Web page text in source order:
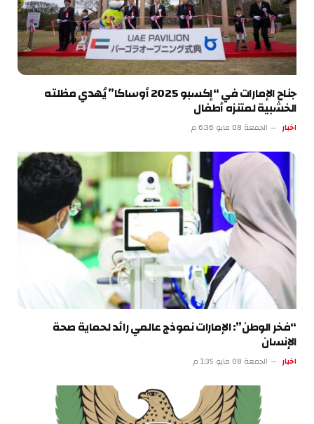
جناح الإمارات في “إكسبو 2025 أوساكا” يُهدي مظلته
الخشبية لمتنزه أطفال
اخبار الجمعة 08 مايو 6:36 م
“فخر الوطن”: الإمارات نموذج عالمي رائد لحماية صحة
الإنسان
اخبار الجمعة 08 مايو 1:35 م